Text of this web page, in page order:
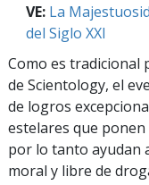
VE: La
del Siglo XXI
Como es tradicional
de Scientology, el
de logros
estelares que ponen
por lo tanto ayudan
moral y libre de